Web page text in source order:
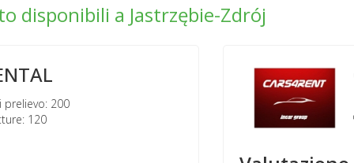
disponibili a Jastrzębie-Zdrój
200
120